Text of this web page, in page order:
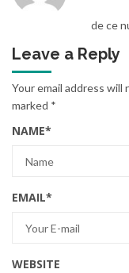
de ce
Leave a Reply
Your email address will
marked *
NAME*
EMAIL*
WEBSITE